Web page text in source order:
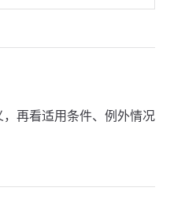
再看适用条件、例外情况